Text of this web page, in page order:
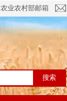
农业农村部邮箱
搜索